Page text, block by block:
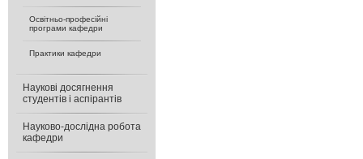
Освітньо-професійні
програми кафедри
Практики кафедри
Наукові досягнення
студентів і аспірантів
Науково-дослідна робота
кафедри